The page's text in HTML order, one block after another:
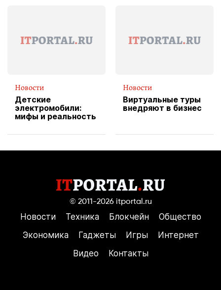
Новости
Детские
электромобили:
мифы и реальность
Новости
Виртуальные туры
внедряют в бизнес
© 2011-2026 itportal.ru
Новости Техника Блокчейн
Общество
Экономика
Гаджеты Игры
Интернет
Видео
Контакты